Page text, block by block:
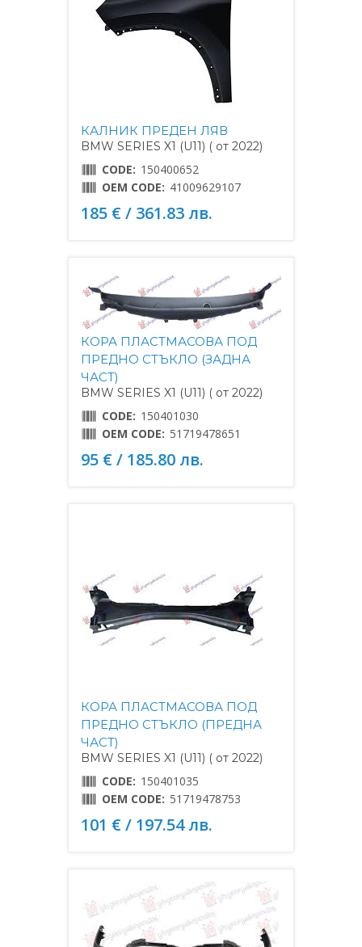
КАЛНИК ПРЕДЕН ЛЯВ
BMW SERIES X1 (U11) ( от 2022)
CODE: 150400652
OEM CODE: 41009629107
185 € / 361.83 лв.
КОРА ПЛАСТМАСОВА ПОД
ПРЕДНО СТЪКЛО (ЗАДНА
ЧАСТ)
BMW SERIES X1 (U11) ( от 2022)
CODE: 150401030
OEM CODE: 51719478651
95 € / 185.80 лв.
КОРА ПЛАСТМАСОВА ПОД
ПРЕДНО СТЪКЛО (ПРЕДНА
ЧАСТ)
BMW SERIES X1 (U11) ( от 2022)
CODE: 150401035
OEM CODE: 51719478753
101 € / 197.54 лв.